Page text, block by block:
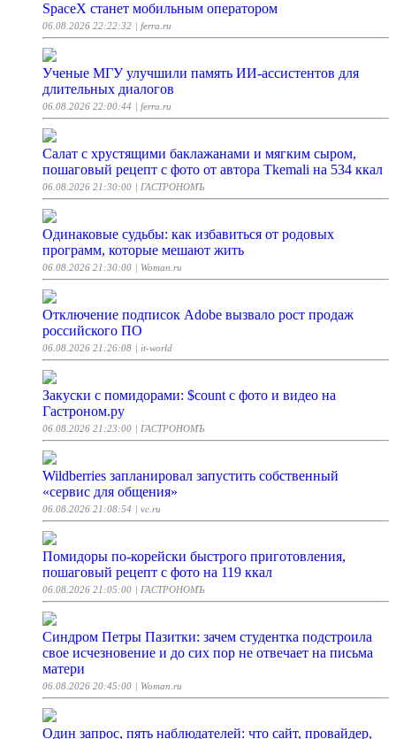
SpaceX станет мобильным оператором
06.08.2026 22:22:32 | ferra.ru
Ученые МГУ улучшили память ИИ-ассистентов для
длительных диалогов
06.08.2026 22:00:44 | ferra.ru
Салат с хрустящими баклажанами и мягким сыром,
пошаговый рецепт с фото от автора Tkemali на 534 ккал
06.08.2026 21:30:00 | ГАСТРОНОМЪ
Одинаковые судьбы: как избавиться от родовых
программ, которые мешают жить
06.08.2026 21:30:00 | Woman.ru
Отключение подписок Adobe вызвало рост продаж
российского ПО
06.08.2026 21:26:08 | it-world
Закуски с помидорами: $count с фото и видео на
Гастроном.ру
06.08.2026 21:23:00 | ГАСТРОНОМЪ
Wildberries запланировал запустить собственный
«сервис для общения»
06.08.2026 21:08:54 | vc.ru
Помидоры по-корейски быстрого приготовления,
пошаговый рецепт с фото на 119 ккал
06.08.2026 21:05:00 | ГАСТРОНОМЪ
Синдром Петры Пазитки: зачем студентка подстроила
свое исчезновение и до сих пор не отвечает на письма
матери
06.08.2026 20:45:00 | Woman.ru
Один запрос, пять наблюдателей: что сайт, провайдер,